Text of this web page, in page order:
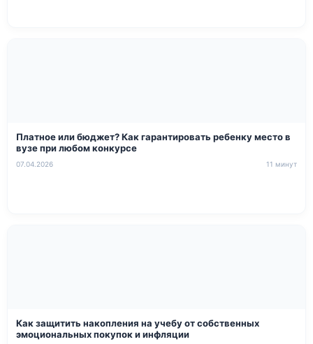
Платное или бюджет? Как гарантировать ребенку место в
вузе при любом конкурсе
07.04.2026 11 минут
Как защитить накопления на учебу от собственных
эмоциональных покупок и инфляции